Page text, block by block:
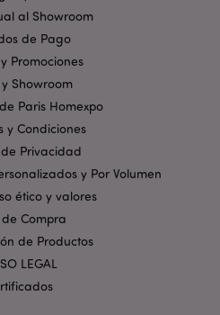
al Showroom
de Pago
Promociones
y Showroom
Paris Homexpo
y Condiciones
Privacidad
y Por Volumen
ético y valores
Compra
de Productos
LEGAL
Política de privacidad de